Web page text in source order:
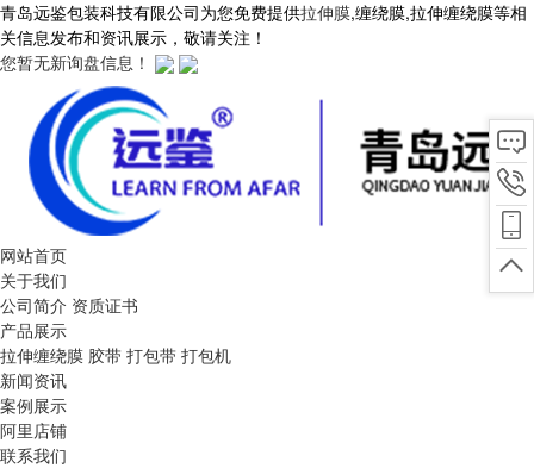
青岛远鉴包装科技有限公司为您免费提供拉伸膜,缠绕膜,拉伸缠绕膜等相
关信息发布和资讯展示，敬请关注！
您暂无新询盘信息！
网站首页
关于我们
公司简介 资质证书
产品展示
拉伸缠绕膜 胶带 打包带 打包机
新闻资讯
案例展示
阿里店铺
联系我们